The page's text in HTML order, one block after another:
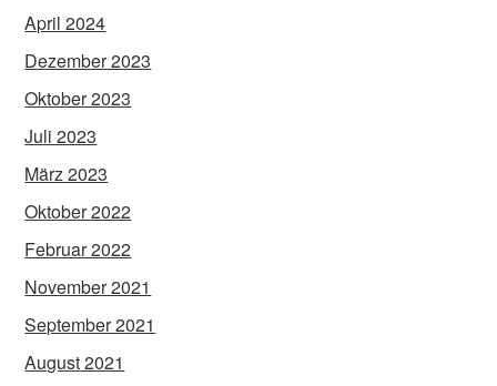
April 2024
Dezember 2023
Oktober 2023
Juli 2023
März 2023
Oktober 2022
Februar 2022
November 2021
September 2021
August 2021